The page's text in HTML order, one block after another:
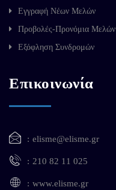
Εγγραφή Νέων Μελών
Προβολές-Προνόμια Μελών
Εξόφληση Συνδρομών
Επικοινωνία
elisme@elisme.gr
210 82 11 025
www.elisme.gr